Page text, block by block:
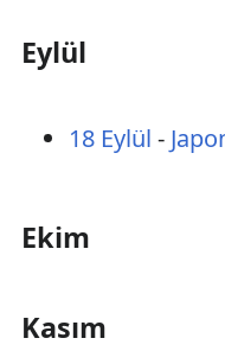
Eylül
18 Eylül -
Ekim
Kasım